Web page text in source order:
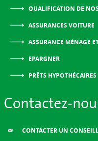
QUALIFICATION DE
ASSURANCES VOITURE
ASSURANCE MÉNAGE
EPARGNER
PRÊTS HYPOTHÉCAIRES
Contactez-
CONTACTER UN